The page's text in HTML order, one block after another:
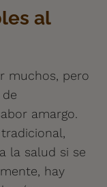
al
muchos, pero
amargo.
la salud si se
hay